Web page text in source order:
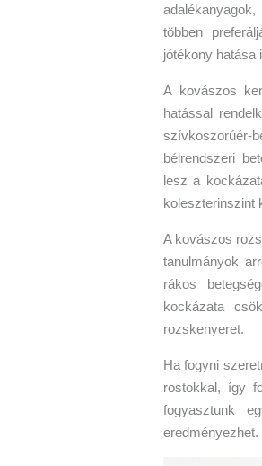
többen
jótékony hatása
A kovászos
hatással
bélrendszeri
lesz a
koleszterinszint
A kovászos
tanulmányok
rákos
kockázata
rozskenyeret.
Ha fogyni
rostokkal, így
fogyasztunk
eredményezhet.